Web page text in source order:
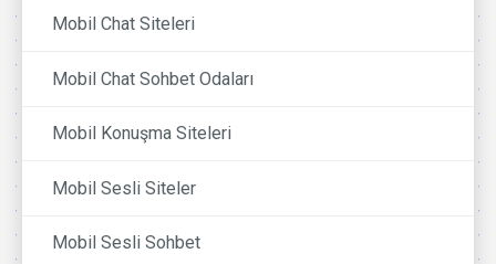
Mobil Chat Siteleri
Mobil Chat Sohbet Odaları
Mobil Konuşma Siteleri
Mobil Sesli Siteler
Mobil Sesli Sohbet